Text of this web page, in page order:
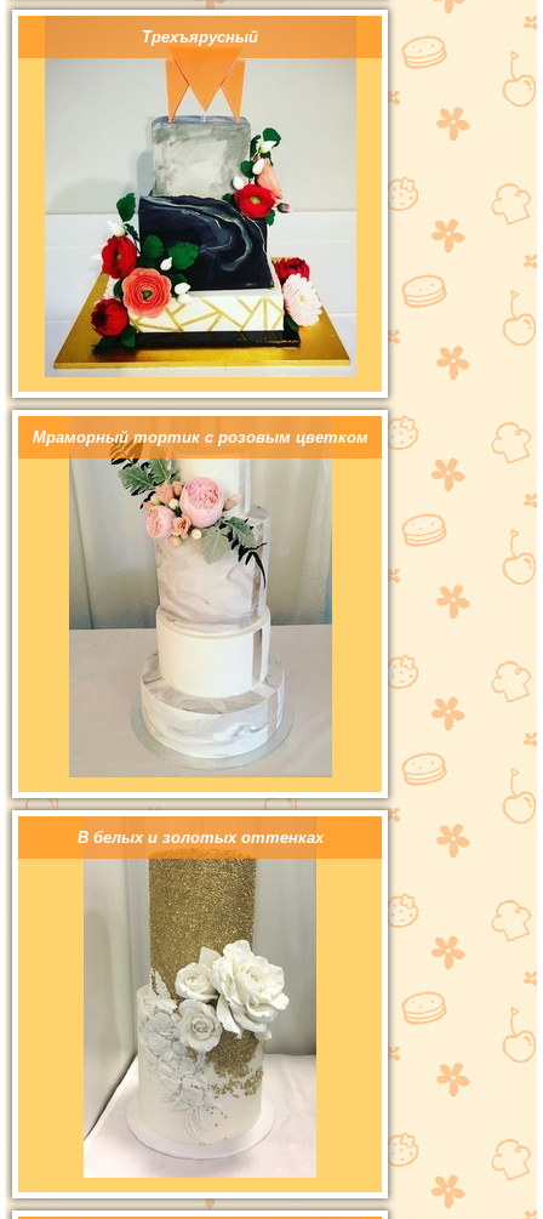
Трехъярусный
Мраморный тортик с розовым цветком
В белых и золотых оттенках